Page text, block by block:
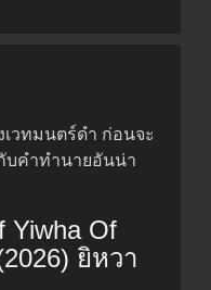
วทมนตร์ดำ ก่อนจะ
บคำทำนายอันน่า
Yiwha Of
ยิหวา